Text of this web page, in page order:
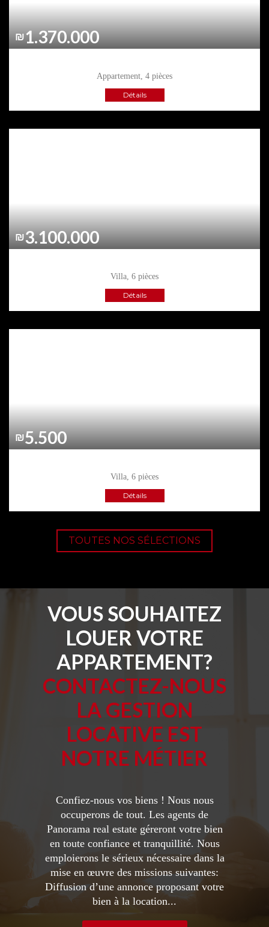
₪1.370.000
Appartement, 4 pièces
Détails
₪3.100.000
Villa, 6 pièces
Détails
₪5.500
Villa, 6 pièces
Détails
TOUTES NOS SÉLECTIONS
VOUS SOUHAITEZ
LOUER VOTRE
APPARTEMENT?
CONTACTEZ-NOUS
LA GESTION
LOCATIVE EST
NOTRE MÉTIER
Confiez-nous vos biens ! Nous nous
occuperons de tout. Les agents de
Panorama real estate géreront votre bien
en toute confiance et tranquillité. Nous
emploierons le sérieux nécessaire dans la
mise en œuvre des missions suivantes:
Diffusion d’une annonce proposant votre
bien à la location...